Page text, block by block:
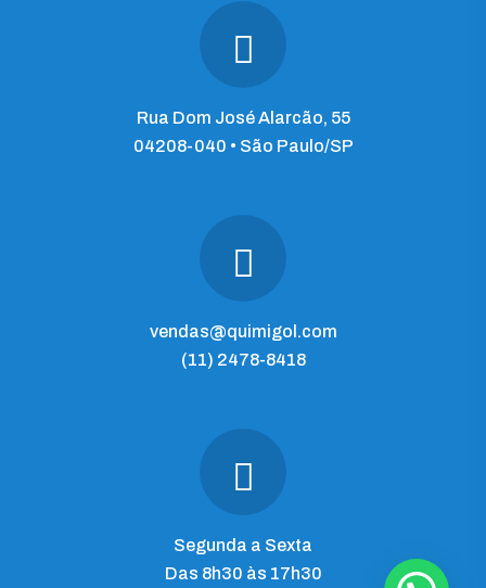
Rua Dom José Alarcão, 55
04208-040 • São Paulo/SP
vendas@quimigol.com
(11) 2478-8418
Segunda a Sexta
Das 8h30 às 17h30